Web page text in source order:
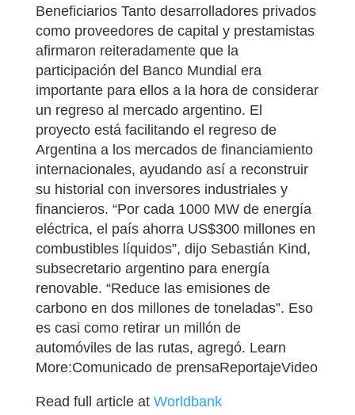
Beneficiarios Tanto desarrolladores privados
como proveedores de capital y prestamistas
afirmaron reiteradamente que la
participación del Banco Mundial era
importante para ellos a la hora de considerar
un regreso al mercado argentino. El
proyecto está facilitando el regreso de
Argentina a los mercados de financiamiento
internacionales, ayudando así a reconstruir
su historial con inversores industriales y
financieros. “Por cada 1000 MW de energía
eléctrica, el país ahorra US$300 millones en
combustibles líquidos”, dijo Sebastián Kind,
subsecretario argentino para energía
renovable. “Reduce las emisiones de
carbono en dos millones de toneladas”. Eso
es casi como retirar un millón de
automóviles de las rutas, agregó. Learn
More:Comunicado de prensaReportajeVideo
Read full article at Worldbank